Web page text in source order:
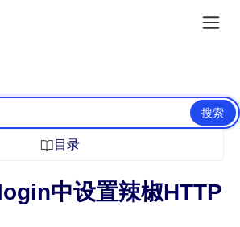
搜索
目录
中设置辣椒HTTP